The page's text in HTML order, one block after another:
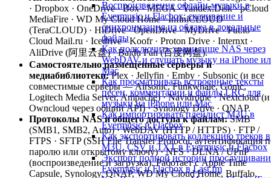
Воспроизведение офлайн-музыки в
Evermusic и Flacbox: скачивание и
синхронизация из облака в локальные
файлы
Как подключить хранилище NAS через
WebDAV и слушать музыку на iPhone
Mac
Как просматривать встроенные тексты
песен, комментарии и файлы LRC для
музыки на iPhone или Mac
Как импортировать плейлист M3U в
Evermusic и Flacbox
Как экспортировать коллекцию треков в
M3U, CSV и TXT в Evermusic и Flacbox
Экспорт полной истории
Evermusic и Flacbox в Last.fm
· Dropbox · OneDrive · Box · MEGA · Yandex.Disk · pCloud
MediaFire · WD My Cloud Home · InfiniCLOUD
(TeraCLOUD) · HiDrive · OpenDrive · MyDrive · Put.io ·
Cloud Mail.ru · Icedrive · Koofr · Proton Drive · Internxt ·
AliDrive (阿里云盘) · Baidu Pan (百度网盘).
Самостоятельно размещённые серверы и
медиабиблиотеки:Plex · Jellyfin · Emby · Subsonic (и все
совместимые серверы — Airsonic, Funkwhale, Gonic,
Logitech Media Server, Ampache) · Navidrome · Nextcloud (и
Owncloud через общий API) · Synology Drive · QNAP.
Протоколы NAS и общего доступа к файлам:SMB
(SMB1, SMB2, Auto) · WebDAV (HTTP / HTTPS) · FTP /
FTPS · SFTP (SSH File Transfer Protocol, аутентификация
паролю или открытому ключу) · NFS · DLNA / UPnP
(воспроизведение и загрузка). Работает с Apple Time
Capsule, Synology, QNAP, WD My Cloud Home, Buffalo,